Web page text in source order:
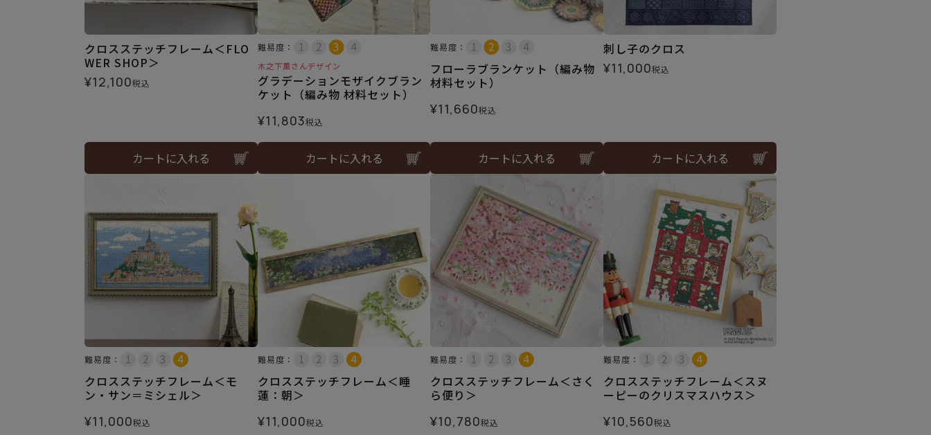
クロスステッチフレーム＜FLO
WER SHOP＞
¥12,100税込
カートに入れる
難易度：
木之下薫さんデザイン
グラデーションモザイクブラン
ケット（編み物 材料セット）
¥11,803税込
カートに入れる
難易度：
フローラブランケット（編み物
材料セット）
¥11,660税込
カートに入れる
刺し子のクロス
¥11,000税込
カートに入れる
難易度：
クロスステッチフレーム＜モ
ン・サン＝ミシェル＞
¥11,000税込
難易度：
クロスステッチフレーム＜睡
蓮：朝＞
¥11,000税込
難易度：
クロスステッチフレーム＜さく
ら便り＞
¥10,780税込
難易度：
クロスステッチフレーム＜スヌ
ーピーのクリスマスハウス＞
¥10,560税込